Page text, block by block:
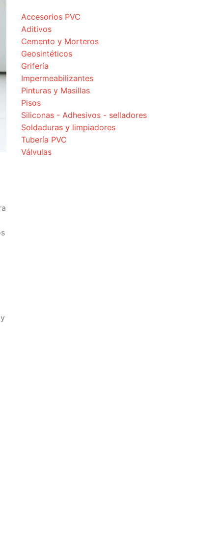
Accesorios PVC
Aditivos
Cemento y Morteros
Geosintéticos
Grifería
Impermeabilizantes
Pinturas y Masillas
Pisos
Siliconas - Adhesivos - selladores
Soldaduras y limpiadores
Tubería PVC
Válvulas